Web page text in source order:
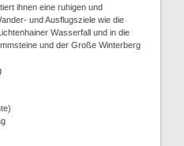
ihnen eine ruhigen und
und Ausflugsziele wie die
Wasserfall und in die
und der Große Winterberg